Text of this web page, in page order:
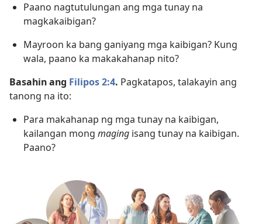
Paano nagtutulungan ang mga tunay na
magkakaibigan?
Mayroon ka bang ganiyang mga kaibigan? Kung
wala, paano ka makakahanap nito?
Basahin ang Filipos 2:4. Pagkatapos, talakayin ang
tanong na ito:
Para makahanap ng mga tunay na kaibigan,
kailangan mong maging isang tunay na kaibigan.
Paano?